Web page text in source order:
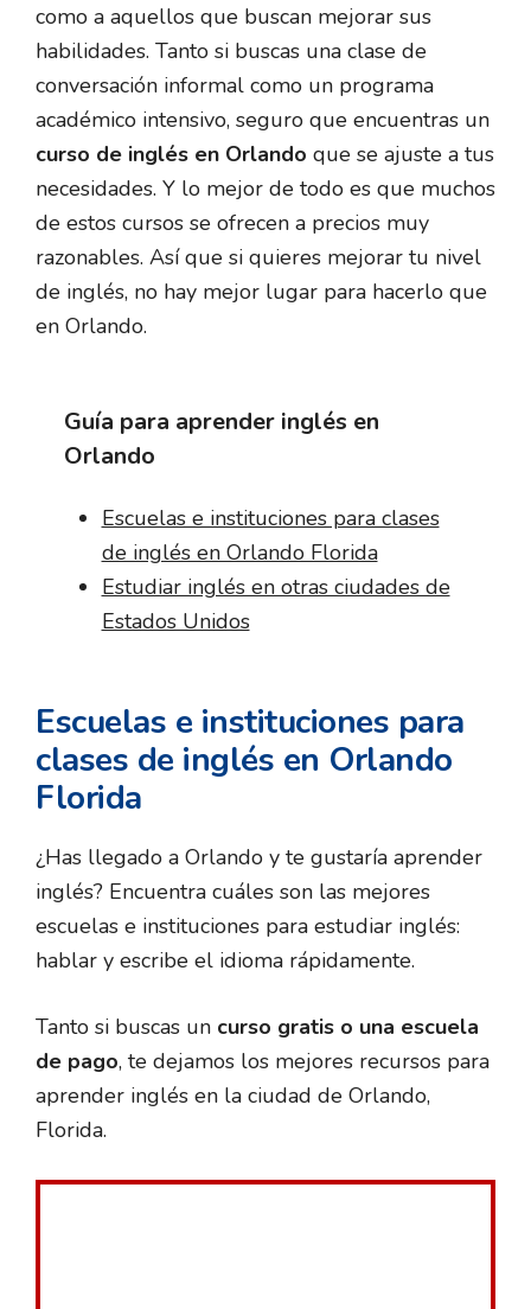
como a aquellos que buscan mejorar sus
habilidades. Tanto si buscas una clase de
conversación informal como un programa
académico intensivo, seguro que encuentras un
curso de inglés en Orlando que se ajuste a tus
necesidades. Y lo mejor de todo es que muchos
de estos cursos se ofrecen a precios muy
razonables. Así que si quieres mejorar tu nivel
de inglés, no hay mejor lugar para hacerlo que
en Orlando.
Guía para aprender inglés en
Orlando
Escuelas e instituciones para clases
de inglés en Orlando Florida
Estudiar inglés en otras ciudades de
Estados Unidos
Escuelas e instituciones para
clases de inglés en Orlando
Florida
¿Has llegado a Orlando y te gustaría aprender
inglés? Encuentra cuáles son las mejores
escuelas e instituciones para estudiar inglés:
hablar y escribe el idioma rápidamente.
Tanto si buscas un curso gratis o una escuela
de pago, te dejamos los mejores recursos para
aprender inglés en la ciudad de Orlando,
Florida.